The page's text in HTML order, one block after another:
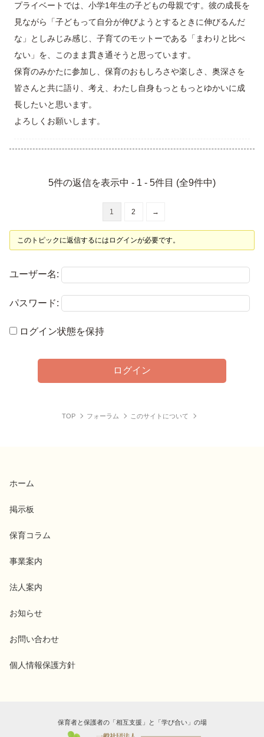
プライベートでは、小学1年生の子どもの母親です。彼の成長を
見ながら「子どもって自分が伸びようとするときに伸びるんだ
な」としみじみ感じ、子育てのモットーである「まわりと比べ
ない」を、このまま貫き通そうと思っています。
保育のみかたに参加し、保育のおもしろさや楽しさ、奥深さを
皆さんと共に語り、考え、わたし自身もっともっとゆかいに成
長したいと思います。
よろしくお願いします。
5件の返信を表示中 - 1 - 5件目 (全9件中)
1 2 →
このトピックに返信するにはログインが必要です。
ユーザー名:
パスワード:
ログイン状態を保持
ログイン
TOP フォーラム このサイトについて
保育者と保護者の「相互支援」と「学び合い」の場
ホーム
掲示板
保育コラム
事業案内
法人案内
お知らせ
お問い合わせ
個人情報保護方針